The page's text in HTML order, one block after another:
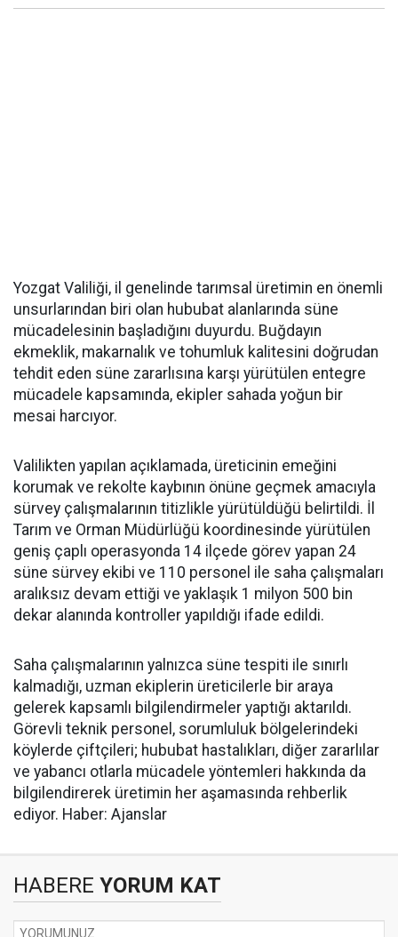
Yozgat Valiliği, il genelinde tarımsal üretimin en önemli
unsurlarından biri olan hububat alanlarında süne
mücadelesinin başladığını duyurdu. Buğdayın
ekmeklik, makarnalık ve tohumluk kalitesini doğrudan
tehdit eden süne zararlısına karşı yürütülen entegre
mücadele kapsamında, ekipler sahada yoğun bir
mesai harcıyor.
Valilikten yapılan açıklamada, üreticinin emeğini
korumak ve rekolte kaybının önüne geçmek amacıyla
sürvey çalışmalarının titizlikle yürütüldüğü belirtildi. İl
Tarım ve Orman Müdürlüğü koordinesinde yürütülen
geniş çaplı operasyonda 14 ilçede görev yapan 24
süne sürvey ekibi ve 110 personel ile saha çalışmaları
aralıksız devam ettiği ve yaklaşık 1 milyon 500 bin
dekar alanında kontroller yapıldığı ifade edildi.
Saha çalışmalarının yalnızca süne tespiti ile sınırlı
kalmadığı, uzman ekiplerin üreticilerle bir araya
gelerek kapsamlı bilgilendirmeler yaptığı aktarıldı.
Görevli teknik personel, sorumluluk bölgelerindeki
köylerde çiftçileri; hububat hastalıkları, diğer zararlılar
ve yabancı otlarla mücadele yöntemleri hakkında da
bilgilendirerek üretimin her aşamasında rehberlik
ediyor. Haber: Ajanslar
HABERE YORUM KAT